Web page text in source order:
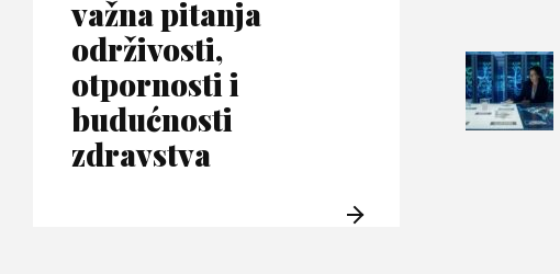
važna pitanja
održivosti,
otpornosti i
budućnosti
zdravstva